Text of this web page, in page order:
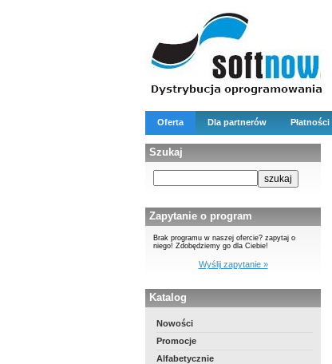
Oferta Dla partnerów Płatności
Szukaj
Zapytanie o program
Brak programu w naszej ofercie? zapytaj o
niego! Zdobędziemy go dla Ciebie!
Wyślij zapytanie »
Katalog
Nowości
Promocje
Alfabetycznie